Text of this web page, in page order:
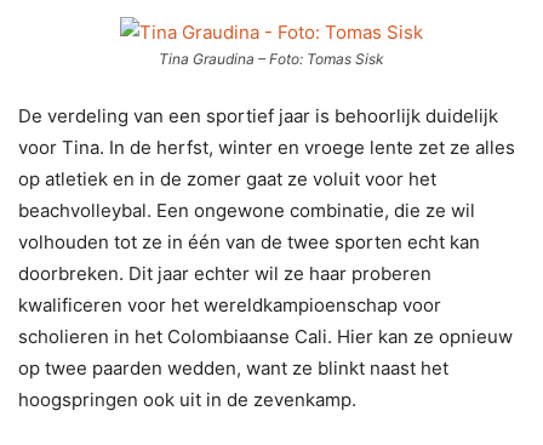
Tina Graudina – Foto: Tomas Sisk
De verdeling van een sportief jaar is behoorlijk duidelijk
voor Tina. In de herfst, winter en vroege lente zet ze alles
op atletiek en in de zomer gaat ze voluit voor het
beachvolleybal. Een ongewone combinatie, die ze wil
volhouden tot ze in één van de twee sporten echt kan
doorbreken. Dit jaar echter wil ze haar proberen
kwalificeren voor het wereldkampioenschap voor
scholieren in het Colombiaanse Cali. Hier kan ze opnieuw
op twee paarden wedden, want ze blinkt naast het
hoogspringen ook uit in de zevenkamp.